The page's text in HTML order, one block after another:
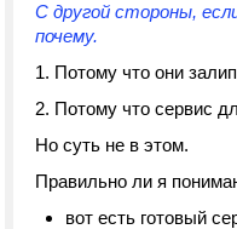
С другой стороны,
почему.
Потому что они
Потому что сервис
Но суть не в этом.
Правильно ли я
вот есть готовый